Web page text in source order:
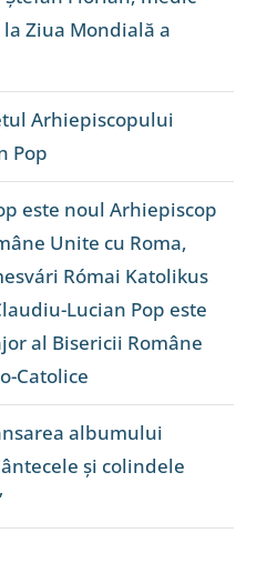
Ziua Mondială a
Arhiepiscopului
Pop
este noul Arhiepiscop
Unite cu Roma,
Római Katolikus
Lucian Pop este
al Bisericii Române
Catolice
albumului
și colindele